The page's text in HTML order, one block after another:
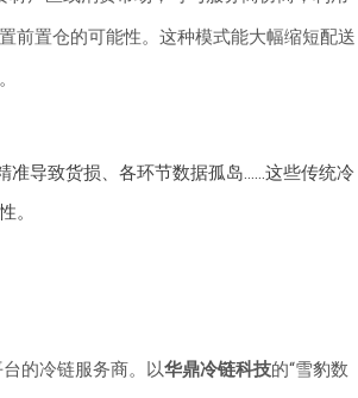
前置仓的可能性。这种模式能大幅缩短配送
准导致货损、各环节数据孤岛……这些传统冷
。
的冷链服务商。以华鼎冷链科技的“雪豹数